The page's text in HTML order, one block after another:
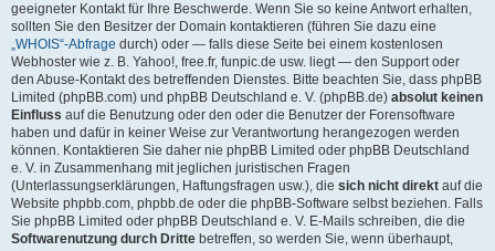
geeigneter Kontakt für Ihre Beschwerde. Wenn Sie so keine Antwort erhalten,
sollten Sie den Besitzer der Domain kontaktieren (führen Sie dazu eine
„WHOIS“-Abfrage durch) oder — falls diese Seite bei einem kostenlosen
Webhoster wie z. B. Yahoo!, free.fr, funpic.de usw. liegt — den Support oder
den Abuse-Kontakt des betreffenden Dienstes. Bitte beachten Sie, dass phpBB
Limited (phpBB.com) und phpBB Deutschland e. V. (phpBB.de) absolut keinen
Einfluss auf die Benutzung oder den oder die Benutzer der Forensoftware
haben und dafür in keiner Weise zur Verantwortung herangezogen werden
können. Kontaktieren Sie daher nie phpBB Limited oder phpBB Deutschland
e. V. in Zusammenhang mit jeglichen juristischen Fragen
(Unterlassungserklärungen, Haftungsfragen usw.), die sich nicht direkt auf die
Website phpbb.com, phpbb.de oder die phpBB-Software selbst beziehen. Falls
Sie phpBB Limited oder phpBB Deutschland e. V. E-Mails schreiben, die die
Softwarenutzung durch Dritte betreffen, so werden Sie, wenn überhaupt,